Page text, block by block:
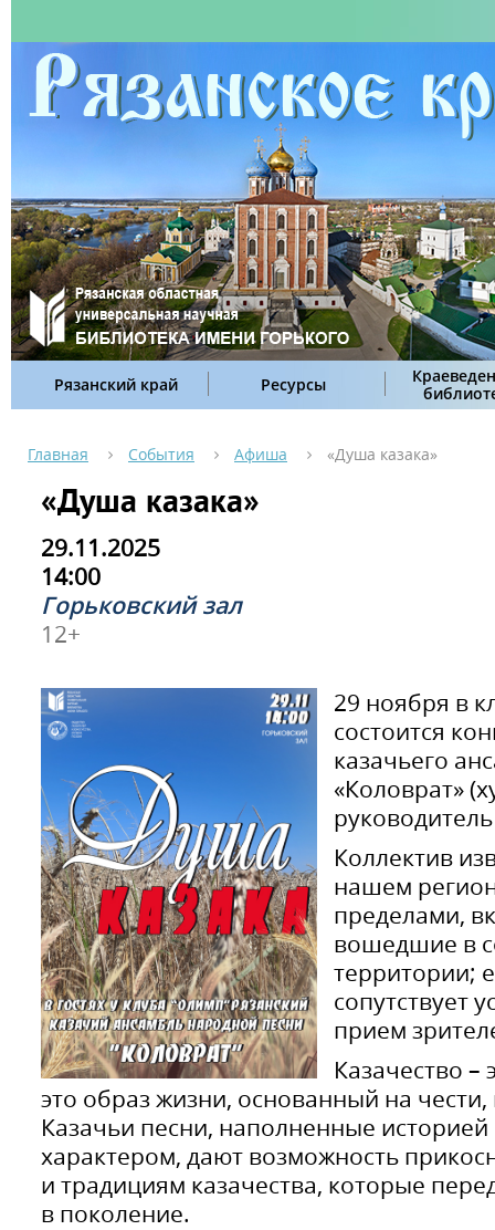
Рязанский край Ресурсы
Главная События Афиша «Душа казака»
«Душа казака»
29.11.2025
14:00
Горьковский зал
12+
29 ноября в
состоится
казачьего
«Коловрат»
Коллектив
нашем
пределами,
вошедшие в
территории;
сопутствует
прием
Казачество –
это образ жизни, основанный на
Казачьи песни, наполненные
характером, дают возможность
и традициям казачества, которые
в поколение.